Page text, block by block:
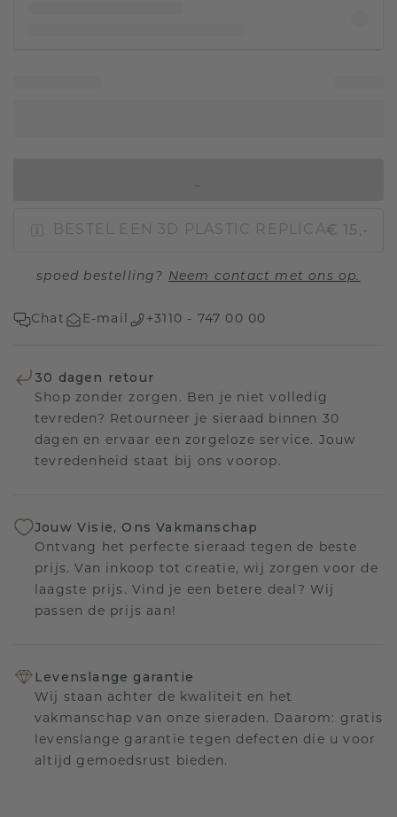
BESTEL EEN 3D PLASTIC REPLICA€ 15,-
spoed bestelling? Neem contact met ons op.
Chat E-mail +3110 - 747 00 00
30 dagen retour
Shop zonder zorgen. Ben je niet volledig
tevreden? Retourneer je sieraad binnen 30
dagen en ervaar een zorgeloze service. Jouw
tevredenheid staat bij ons voorop.
Jouw Visie, Ons Vakmanschap
Ontvang het perfecte sieraad tegen de beste
prijs. Van inkoop tot creatie, wij zorgen voor de
laagste prijs. Vind je een betere deal? Wij
passen de prijs aan!
Levenslange garantie
Wij staan achter de kwaliteit en het
vakmanschap van onze sieraden. Daarom: gratis
levenslange garantie tegen defecten die u voor
altijd gemoedsrust bieden.